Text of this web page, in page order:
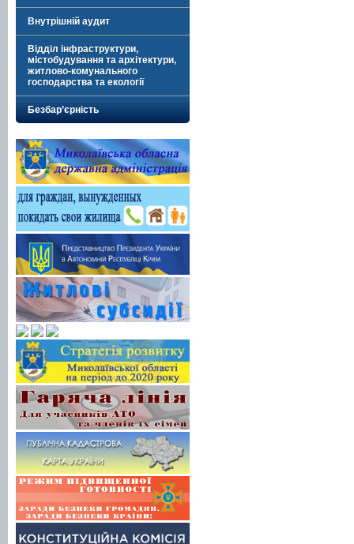
Внутрішній аудит
Відділ інфраструктури,
містобудування та архітектури,
житлово-комунального
господарства та екології
Безбар’єрність